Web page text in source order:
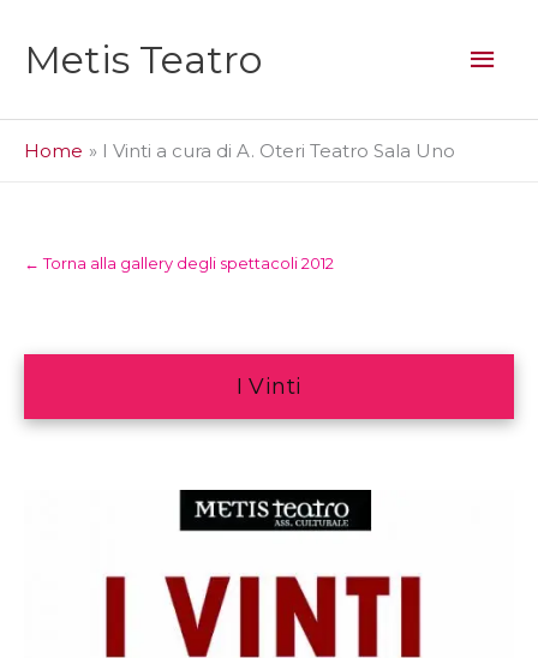
contenuto
Metis Teatro
Home I Vinti a cura di A. Oteri Teatro Sala Uno
← Torna alla gallery degli spettacoli 2012
I Vinti